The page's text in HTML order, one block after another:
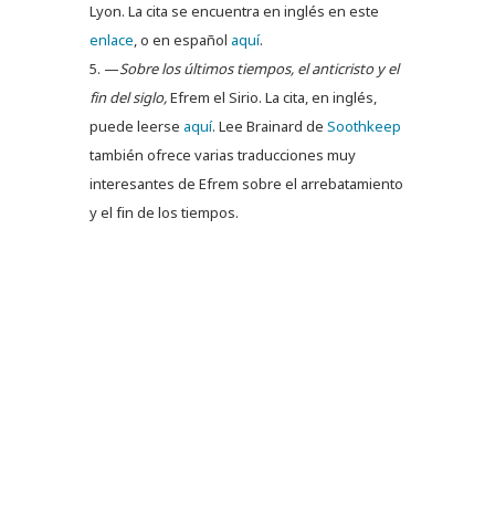
Lyon. La cita se encuentra en inglés en este
enlace, o en español aquí.
—Sobre los últimos tiempos, el anticristo y el
fin del siglo,Efrem el Sirio. La cita, en inglés,
puede leerse aquí. Lee Brainard de Soothkeep
también ofrece varias traducciones muy
interesantes de Efrem sobre el arrebatamiento
y el fin de los tiempos.